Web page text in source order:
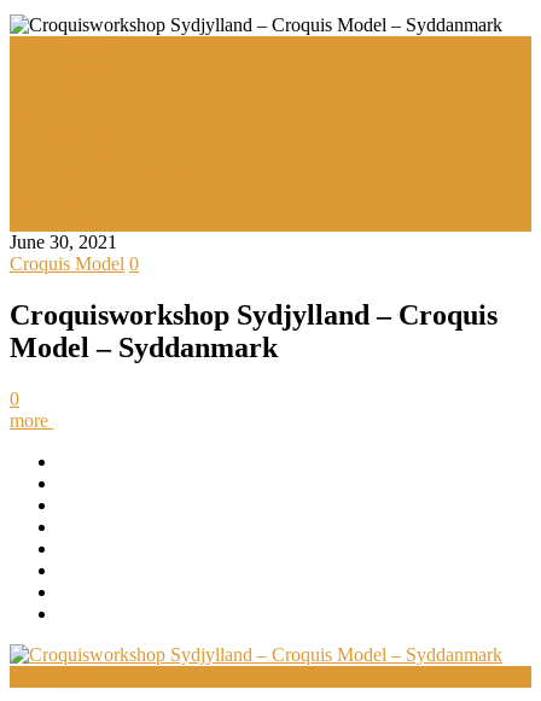
June 30, 2021
Croquis Model 0
Croquisworkshop Sydjylland – Croquis
Model – Syddanmark
0
more